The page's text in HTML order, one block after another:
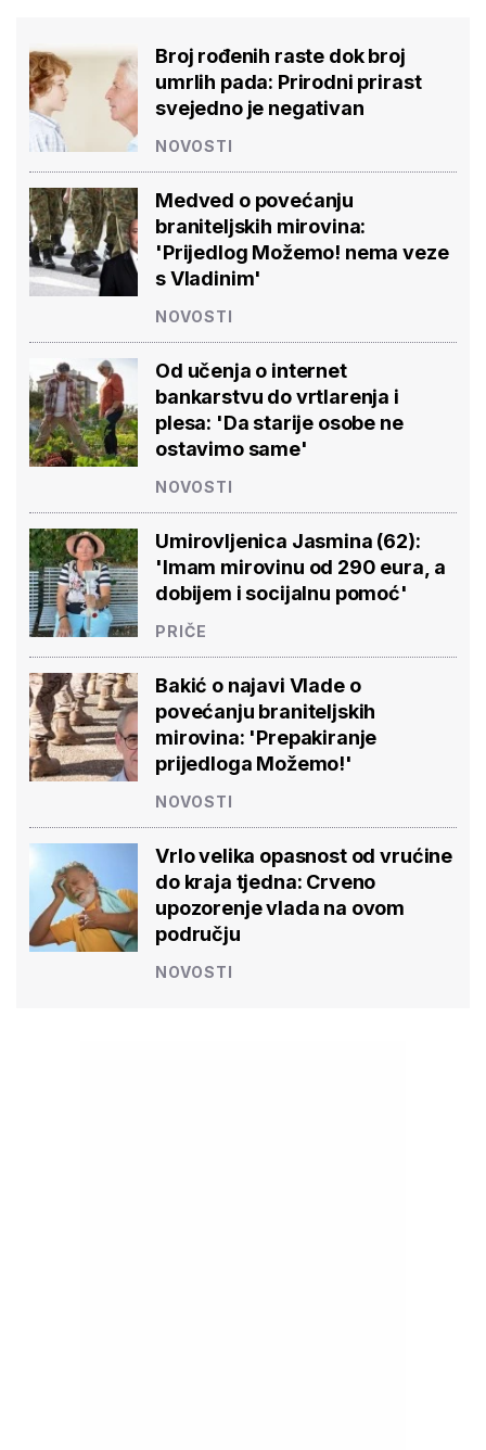
Broj rođenih raste dok broj
umrlih pada: Prirodni prirast
svejedno je negativan
NOVOSTI
Medved o povećanju
braniteljskih mirovina:
'Prijedlog Možemo! nema veze
s Vladinim'
NOVOSTI
Od učenja o internet
bankarstvu do vrtlarenja i
plesa: 'Da starije osobe ne
ostavimo same'
NOVOSTI
Umirovljenica Jasmina (62):
'Imam mirovinu od 290 eura, a
dobijem i socijalnu pomoć'
PRIČE
Bakić o najavi Vlade o
povećanju braniteljskih
mirovina: 'Prepakiranje
prijedloga Možemo!'
NOVOSTI
Vrlo velika opasnost od vrućine
do kraja tjedna: Crveno
upozorenje vlada na ovom
području
NOVOSTI